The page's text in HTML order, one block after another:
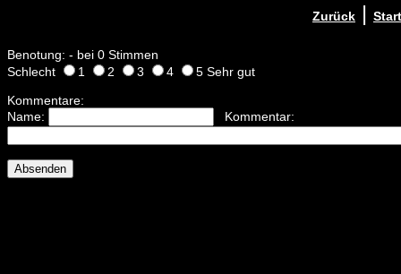
Zurück |
Benotung: - bei 0 Stimmen
Schlecht
1 2 3 4
5 Sehr gut
Kommentare:
Name:
Kommentar: